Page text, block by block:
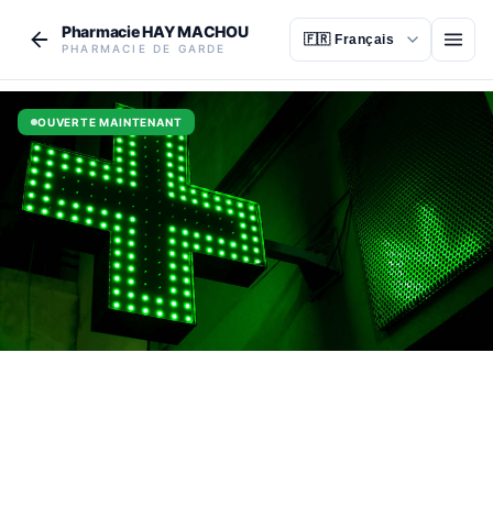
Pharmacie HAY MACHOU
PHARMACIE DE GARDE
OUVERTE MAINTENANT